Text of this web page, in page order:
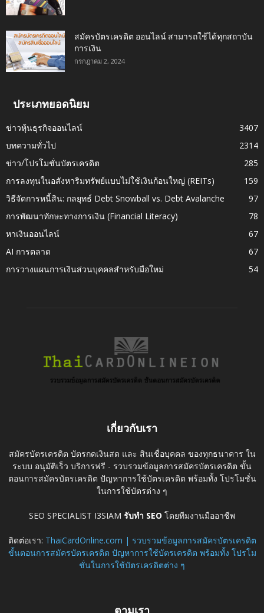
สมัครบัตรเครดิต ออนไลน์ สามารถใช้ได้ทุกสถาบัน
การเงิน
กรกฎาคม 2, 2024
ประเภทยอดนิยม
ข่าวหุ้นธุรกิจออนไลน์
3407
บทความทั่วไป
2314
ข่าว/โปรโมชั่นบัตรเครดิต
285
การลงทุนในอสังหาริมทรัพย์แบบไม่ใช้เงินก้อนใหญ่ (REITs)
159
วิธีจัดการหนี้สิน: กลยุทธ์ Debt Snowball vs. Debt Avalanche
97
การพัฒนาทักษะทางการเงิน (Financial Literacy)
78
หาเงินออนไลน์
67
AI การตลาด
67
การวางแผนการเงินส่วนบุคคลสำหรับมือใหม่
54
เกี่ยวกับเรา
สมัครบัตรเครดิต บัตรกดเงินสด และ สินเชื่อบุคคล ของทุกธนาคาร ใน
ระบบ อนุมัติเร็ว บริการฟรี - รวบรวมข้อมูลการสมัครบัตรเครดิต ขั้น
ตอนการสมัครบัตรเครดิต ปัญหาการใช้บัตรเครดิต พร้อมทั้ง โปรโมชั่น
ในการใช้บัตรต่าง ๆ
SEO SPECIALIST I3SIAM รับทำ SEO โดยทีมงานมืออาชีพ
ติดต่อเรา: ThaiCardOnline.com | รวบรวมข้อมูลการสมัครบัตรเครดิต
ขั้นตอนการสมัครบัตรเครดิต ปัญหาการใช้บัตรเครดิต พร้อมทั้ง โปรโม
ชั่นในการใช้บัตรเครดิตต่าง ๆ
ตามเรา